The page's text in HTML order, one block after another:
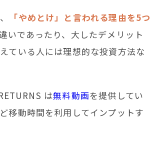
「やめとけ」と言われる理由を5つ
いであったり、大したデメリット
ている人には理想的な投資方法な
は無料動画を提供してい
移動時間を利用してインプットす